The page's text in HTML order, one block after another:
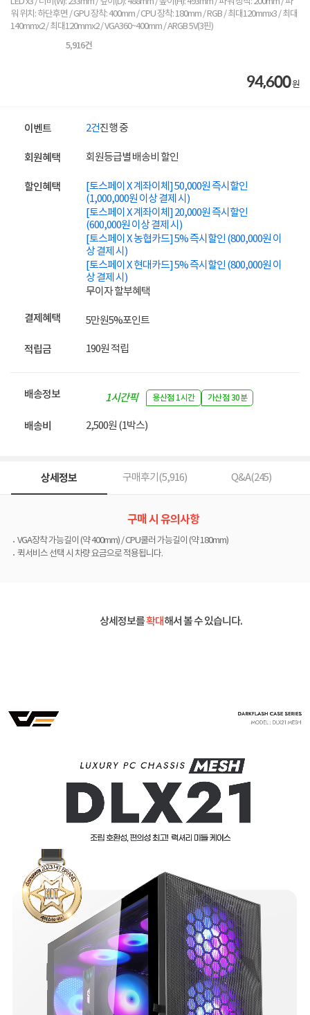
워 위치: 하단후면 / GPU 장착: 400mm / CPU 장착: 180mm / RGB / 최대120mmx3 / 최대
140mmx2 / 최대120mmx2 / VGA360~400mm / ARGB 5V(3핀)
5,916건
94,600원
이벤트 2건진행 중
회원혜택 회원등급별 배송비 할인
할인혜택
[토스페이 X 계좌이체] 50,000원 즉시할인
(1,000,000원 이상 결제 시)
[토스페이 X 계좌이체] 20,000원 즉시할인
(600,000원 이상 결제 시)
[토스페이 X 농협카드] 5% 즉시할인 (800,000원 이
상 결제 시)
[토스페이 X 현대카드] 5% 즉시할인 (800,000원 이
상 결제 시)
무이자 할부혜택
결제혜택 5만원5%포인트
적립금 190원 적립
배송정보
1시간픽
용산점 1시간 가산점 30분
배송비 2,500원 (1박스)
상세정보 구매후기(5,916) Q&A(245)
구매 시 유의사항
VGA장착 가능길이 (약 400mm) / CPU쿨러 가능길이 (약 180mm)
퀵서비스 선택 시 차량 요금으로 적용됩니다.
상세정보를확대해서 볼 수 있습니다.